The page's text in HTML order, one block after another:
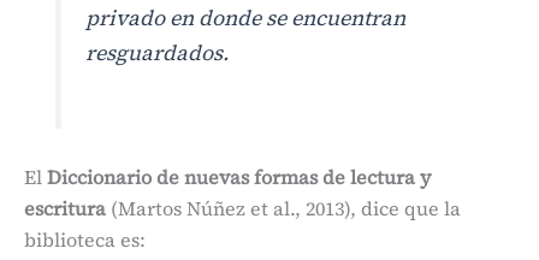
privado en donde se encuentran
resguardados.
ElDiccionario de nuevas formas de lectura y
escritura (Martos Núñez et al., 2013), dice que la
biblioteca es: